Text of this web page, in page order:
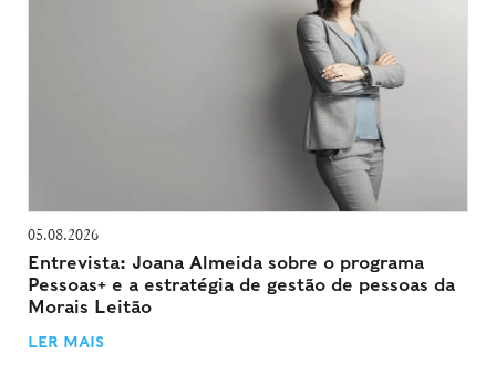
05.08.2026
Entrevista: Joana Almeida sobre o programa
Pessoas+ e a estratégia de gestão de pessoas da
Morais Leitão
LER MAIS